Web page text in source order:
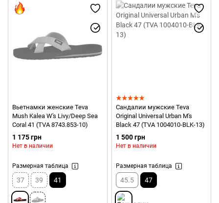
Вьетнамки женские Teva
Mush Kalea W's Livy/Deep Sea
Coral 41 (TVA 8743.853-10)
1 175 грн
Нет в наличии
Размерная таблица
37 39 41
Сандалии мужские Teva
Original Universal Urban M's
Black 47 (TVA 1004010-BLK-13)
1 500 грн
Нет в наличии
Размерная таблица
45.5 47